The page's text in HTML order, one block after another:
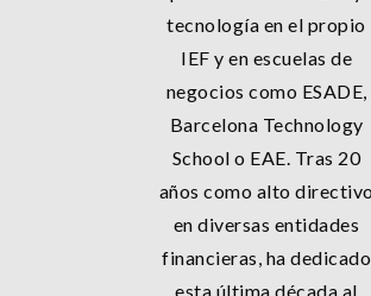
tecnología en el propio
IEF y en escuelas de
negocios como ESADE,
Barcelona Technology
School o EAE. Tras 20
años como alto directivo
en diversas entidades
financieras, ha dedicado
esta última década al